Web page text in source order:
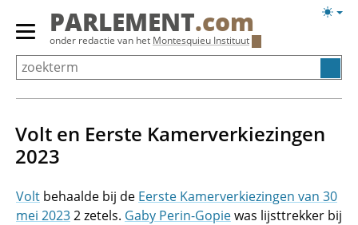
Overslaan
Primair
menu
tonen/verbergen
PARLEMENT.com
onder redactie van het Montesquieu Instituut
Volt en Eerste Kamerverkiezingen
2023
Volt behaalde bij de Eerste Kamerverkiezingen van 30
mei 20232 zetels. Gaby Perin-Gopiewas lijsttrekker bij